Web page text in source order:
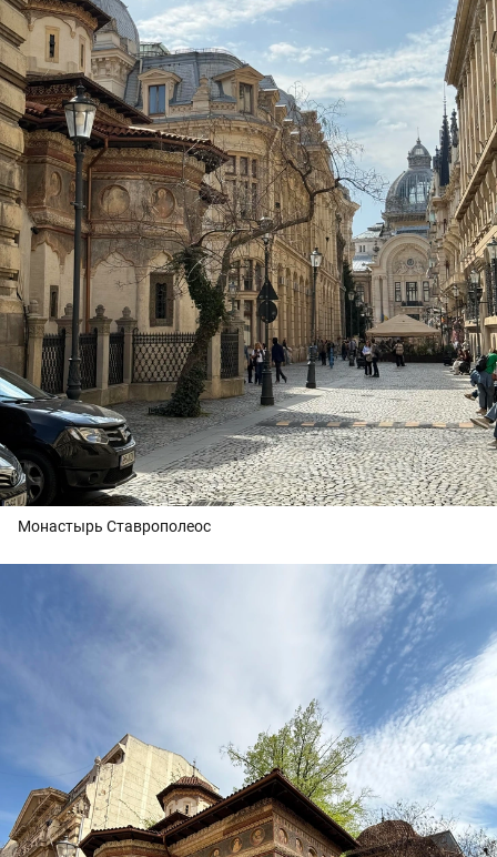
Монастырь Ставрополеос